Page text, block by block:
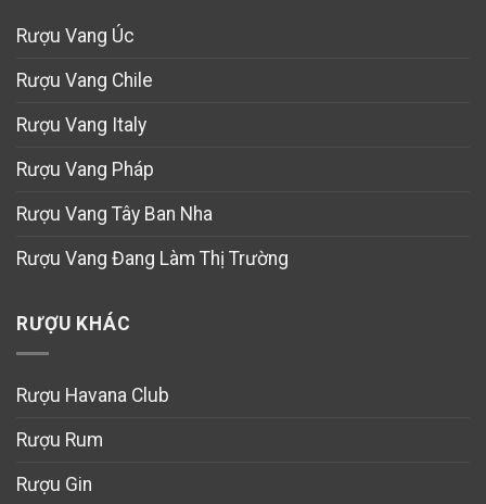
Rượu Vang Úc
Rượu Vang Chile
Rượu Vang Italy
Rượu Vang Pháp
Rượu Vang Tây Ban Nha
Rượu Vang Đang Làm Thị Trường
RƯỢU KHÁC
Rượu Havana Club
Rượu Rum
Rượu Gin